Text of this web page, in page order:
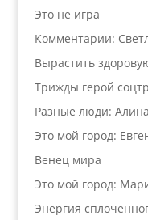
Это не игра
Комментарии:
Вырастить
Трижды герой
Разные люди:
Это мой город:
Венец мира
Это мой город:
Энергия